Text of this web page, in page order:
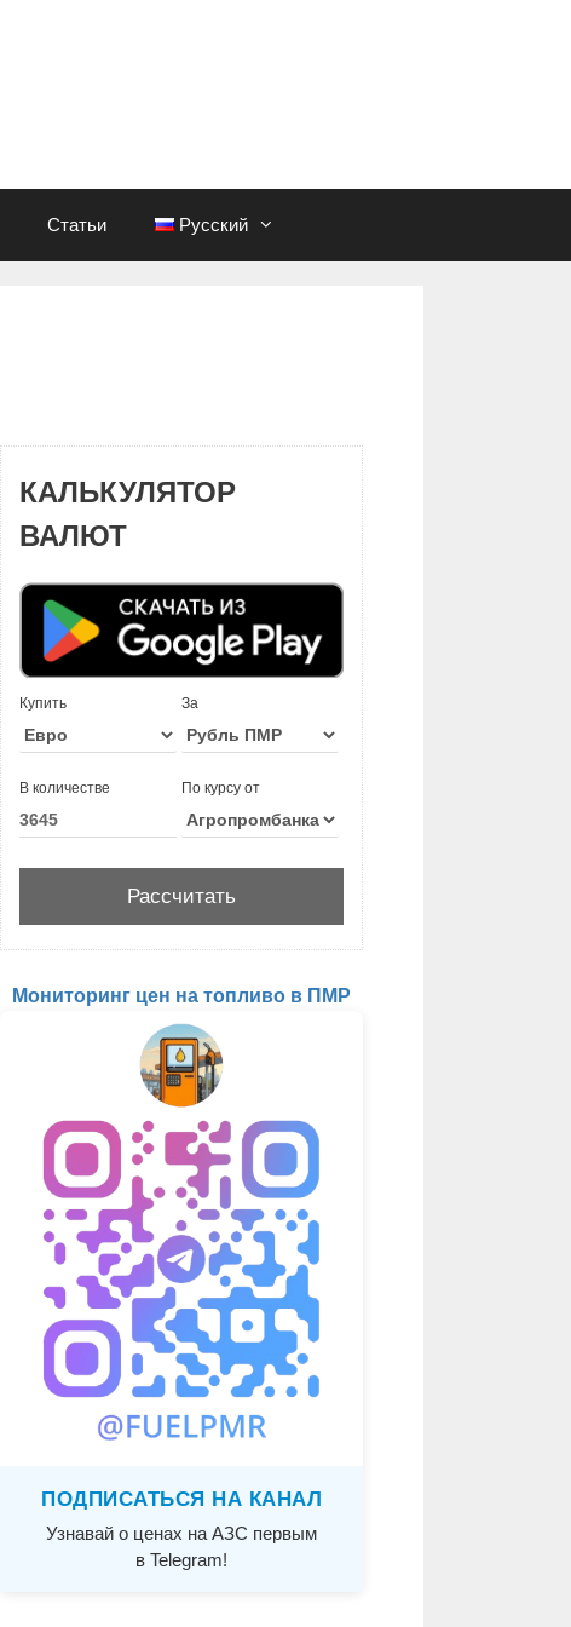
Статьи Русский
КАЛЬКУЛЯТОР
ВАЛЮТ
Купить За
В количестве По курсу от
Мониторинг цен на топливо в ПМР
ПОДПИСАТЬСЯ НА КАНАЛ
Узнавай о ценах на АЗС первым
в Telegram!